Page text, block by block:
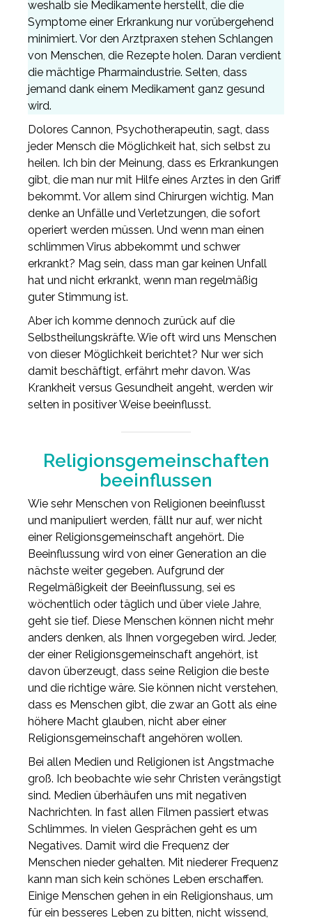
weshalb sie Medikamente herstellt, die die
Symptome einer Erkrankung nur vorübergehend
minimiert. Vor den Arztpraxen stehen Schlangen
von Menschen, die Rezepte holen. Daran verdient
die mächtige Pharmaindustrie. Selten, dass
jemand dank einem Medikament ganz gesund
wird.
Dolores Cannon, Psychotherapeutin, sagt, dass
jeder Mensch die Möglichkeit hat, sich selbst zu
heilen. Ich bin der Meinung, dass es Erkrankungen
gibt, die man nur mit Hilfe eines Arztes in den Griff
bekommt. Vor allem sind Chirurgen wichtig. Man
denke an Unfälle und Verletzungen, die sofort
operiert werden müssen. Und wenn man einen
schlimmen Virus abbekommt und schwer
erkrankt? Mag sein, dass man gar keinen Unfall
hat und nicht erkrankt, wenn man regelmäßig
guter Stimmung ist.
Aber ich komme dennoch zurück auf die
Selbstheilungskräfte. Wie oft wird uns Menschen
von dieser Möglichkeit berichtet? Nur wer sich
damit beschäftigt, erfährt mehr davon. Was
Krankheit versus Gesundheit angeht, werden wir
selten in positiver Weise beeinflusst.
Religionsgemeinschaften
beeinflussen
Wie sehr Menschen von Religionen beeinflusst
und manipuliert werden, fällt nur auf, wer nicht
einer Religionsgemeinschaft angehört. Die
Beeinflussung wird von einer Generation an die
nächste weiter gegeben. Aufgrund der
Regelmäßigkeit der Beeinflussung, sei es
wöchentlich oder täglich und über viele Jahre,
geht sie tief. Diese Menschen können nicht mehr
anders denken, als Ihnen vorgegeben wird. Jeder,
der einer Religionsgemeinschaft angehört, ist
davon überzeugt, dass seine Religion die beste
und die richtige wäre. Sie können nicht verstehen,
dass es Menschen gibt, die zwar an Gott als eine
höhere Macht glauben, nicht aber einer
Religionsgemeinschaft angehören wollen.
Bei allen Medien und Religionen ist Angstmache
groß. Ich beobachte wie sehr Christen verängstigt
sind. Medien überhäufen uns mit negativen
Nachrichten. In fast allen Filmen passiert etwas
Schlimmes. In vielen Gesprächen geht es um
Negatives. Damit wird die Frequenz der
Menschen nieder gehalten. Mit niederer Frequenz
kann man sich kein schönes Leben erschaffen.
Einige Menschen gehen in ein Religionshaus, um
für ein besseres Leben zu bitten, nicht wissend,